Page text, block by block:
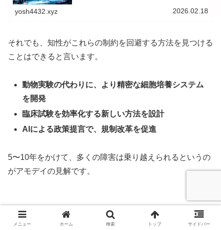
yosh4432.xyz 2026.02.18
それでも、知性がこれらの制約を回避する方法を見つける
ことはできると言います。
動物実験の代わりに、より精密な細胞培養システム
を開発
臨床試験を効率化する新しい方法を設計
AIによる政策提言で、規制改革を促進
5〜10年をかけて、多くの障害は乗り越えられるというの
がアモデイの見解です。
メニュー ホーム 検索 トップ サイドバー